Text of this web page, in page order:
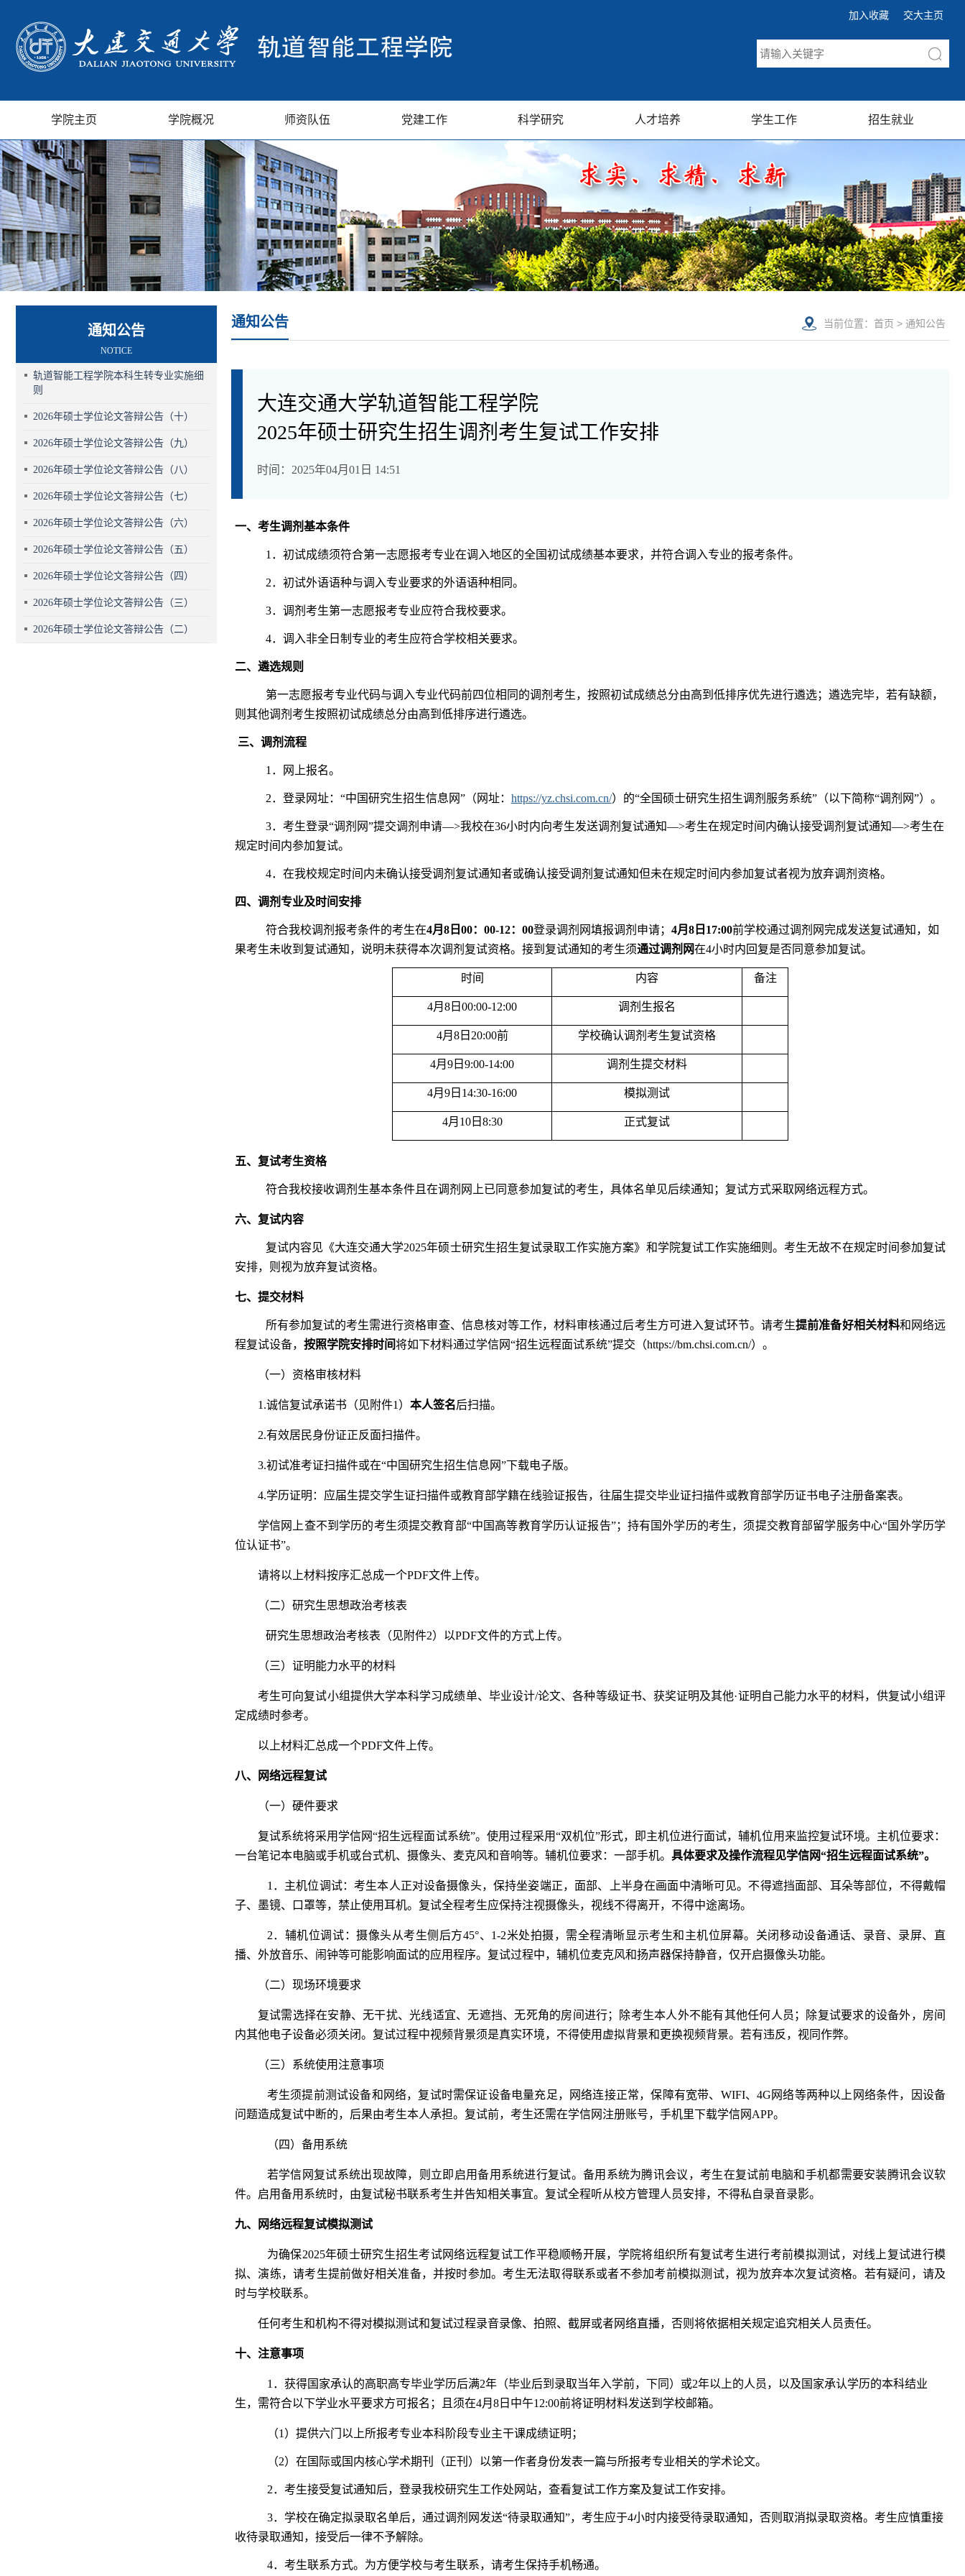
加入收藏 交大主页
学院主页 学院概况 师资队伍 党建工作 科学研究 人才培养 学生工作 招生就业
通知公告
NOTICE
轨道智能工程学院本科生转专业实施细
则
2026年硕士学位论文答辩公告（十）
2026年硕士学位论文答辩公告（九）
2026年硕士学位论文答辩公告（八）
2026年硕士学位论文答辩公告（七）
2026年硕士学位论文答辩公告（六）
2026年硕士学位论文答辩公告（五）
2026年硕士学位论文答辩公告（四）
2026年硕士学位论文答辩公告（三）
2026年硕士学位论文答辩公告（二）
通知公告 当前位置： 首页 > 通知公告
大连交通大学轨道智能工程学院
2025年硕士研究生招生调剂考生复试工作安排
时间：2025年04月01日 14:51
一、考生调剂基本条件
1．初试成绩须符合第一志愿报考专业在调入地区的全国初试成绩基本要求，并符合调入专业的报考条件。
2．初试外语语种与调入专业要求的外语语种相同。
3．调剂考生第一志愿报考专业应符合我校要求。
4．调入非全日制专业的考生应符合学校相关要求。
二、遴选规则
第一志愿报考专业代码与调入专业代码前四位相同的调剂考生，按照初试成绩总分由高到低排序优先进行遴选；遴选完毕，若有缺额，
则其他调剂考生按照初试成绩总分由高到低排序进行遴选。
三、调剂流程
1．网上报名。
2．登录网址：“中国研究生招生信息网”（网址： https://yz.chsi.com.cn/）的“全国硕士研究生招生调剂服务系统”（以下简称“调剂网”）。
3．考生登录“调剂网”提交调剂申请—>我校在36小时内向考生发送调剂复试通知—>考生在规定时间内确认接受调剂复试通知—>考生在
规定时间内参加复试。
4．在我校规定时间内未确认接受调剂复试通知者或确认接受调剂复试通知但未在规定时间内参加复试者视为放弃调剂资格。
四、调剂专业及时间安排
符合我校调剂报考条件的考生在4月 8日 00： 00-12： 00登录调剂网填报调剂申请； 4月 8日 17:00前学校通过调剂网完成发送复试通知，如
果考生未收到复试通知，说明未获得本次调剂复试资格。接到复试通知的考生须通过调剂网在4小时内回复是否同意参加复试。
时间 内容 备注
4月8日00:00-12:00 调剂生报名
4月8日20:00前 学校确认调剂考生复试资格
4月9日9:00-14:00 调剂生提交材料
4月9日14:30-16:00 模拟测试
4月10日8:30 正式复试
五、复试考生资格
符合我校接收调剂生基本条件且在调剂网上已同意参加复试的考生，具体名单见后续通知；复试方式采取网络远程方式。
六、复试内容
复试内容见《大连交通大学2025年硕士研究生招生复试录取工作实施方案》和学院复试工作实施细则。考生无故不在规定时间参加复试
安排，则视为放弃复试资格。
七、提交材料
所有参加复试的考生需进行资格审查、信息核对等工作，材料审核通过后考生方可进入复试环节。请考生提前准备好相关材料和网络远
程复试设备， 按照学院安排时间将如下材料通过学信网“招生远程面试系统”提交（https://bm.chsi.com.cn/）。
（一）资格审核材料
1.诚信复试承诺书（见附件1） 本人签名后扫描。
2.有效居民身份证正反面扫描件。
3.初试准考证扫描件或在“中国研究生招生信息网”下载电子版。
4.学历证明：应届生提交学生证扫描件或教育部学籍在线验证报告，往届生提交毕业证扫描件或教育部学历证书电子注册备案表。
学信网上查不到学历的考生须提交教育部“中国高等教育学历认证报告”；持有国外学历的考生，须提交教育部留学服务中心“国外学历学
位认证书”。
请将以上材料按序汇总成一个PDF文件上传。
（二）研究生思想政治考核表
研究生思想政治考核表（见附件2）以PDF文件的方式上传。
（三）证明能力水平的材料
考生可向复试小组提供大学本科学习成绩单、毕业设计/论文、各种等级证书、获奖证明及其他·证明自己能力水平的材料，供复试小组评
定成绩时参考。
以上材料汇总成一个PDF文件上传。
八、网络远程复试
（一）硬件要求
复试系统将采用学信网“招生远程面试系统”。使用过程采用“双机位”形式，即主机位进行面试，辅机位用来监控复试环境。主机位要求：
一台笔记本电脑或手机或台式机、摄像头、麦克风和音响等。辅机位要求：一部手机。 具体要求及操作流程见学信网“招生远程面试系统”。
1．主机位调试：考生本人正对设备摄像头，保持坐姿端正，面部、上半身在画面中清晰可见。不得遮挡面部、耳朵等部位，不得戴帽
子、墨镜、口罩等，禁止使用耳机。复试全程考生应保持注视摄像头，视线不得离开，不得中途离场。
2．辅机位调试：摄像头从考生侧后方45°、1-2米处拍摄，需全程清晰显示考生和主机位屏幕。关闭移动设备通话、录音、录屏、直
播、外放音乐、闹钟等可能影响面试的应用程序。复试过程中，辅机位麦克风和扬声器保持静音，仅开启摄像头功能。
（二）现场环境要求
复试需选择在安静、无干扰、光线适宜、无遮挡、无死角的房间进行；除考生本人外不能有其他任何人员；除复试要求的设备外，房间
内其他电子设备必须关闭。复试过程中视频背景须是真实环境，不得使用虚拟背景和更换视频背景。若有违反，视同作弊。
（三）系统使用注意事项
考生须提前测试设备和网络，复试时需保证设备电量充足，网络连接正常，保障有宽带、WIFI、4G网络等两种以上网络条件，因设备
问题造成复试中断的，后果由考生本人承担。复试前，考生还需在学信网注册账号，手机里下载学信网APP。
（四）备用系统
若学信网复试系统出现故障，则立即启用备用系统进行复试。备用系统为腾讯会议，考生在复试前电脑和手机都需要安装腾讯会议软
件。启用备用系统时，由复试秘书联系考生并告知相关事宜。复试全程听从校方管理人员安排，不得私自录音录影。
九、网络远程复试模拟测试
为确保2025年硕士研究生招生考试网络远程复试工作平稳顺畅开展，学院将组织所有复试考生进行考前模拟测试，对线上复试进行模
拟、演练，请考生提前做好相关准备，并按时参加。考生无法取得联系或者不参加考前模拟测试，视为放弃本次复试资格。若有疑问，请及
时与学校联系。
任何考生和机构不得对模拟测试和复试过程录音录像、拍照、截屏或者网络直播，否则将依据相关规定追究相关人员责任。
十、注意事项
1．获得国家承认的高职高专毕业学历后满2年（毕业后到录取当年入学前，下同）或2年以上的人员，以及国家承认学历的本科结业
生，需符合以下学业水平要求方可报名；且须在4月8日中午12:00前将证明材料发送到学校邮箱。
（1）提供六门以上所报考专业本科阶段专业主干课成绩证明；
（2）在国际或国内核心学术期刊（正刊）以第一作者身份发表一篇与所报考专业相关的学术论文。
2．考生接受复试通知后，登录我校研究生工作处网站，查看复试工作方案及复试工作安排。
3．学校在确定拟录取名单后，通过调剂网发送“待录取通知”，考生应于4小时内接受待录取通知，否则取消拟录取资格。考生应慎重接
收待录取通知，接受后一律不予解除。
4．考生联系方式。为方便学校与考生联系，请考生保持手机畅通。